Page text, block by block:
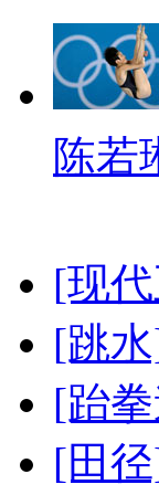
陈若
[现
[跳
[跆
[田